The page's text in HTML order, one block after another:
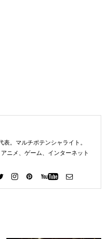
表。マルチポテンシャライト。
ニメ、ゲーム、インターネット